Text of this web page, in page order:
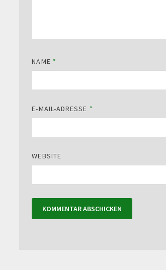
NAME *
E-MAIL-ADRESSE *
WEBSITE